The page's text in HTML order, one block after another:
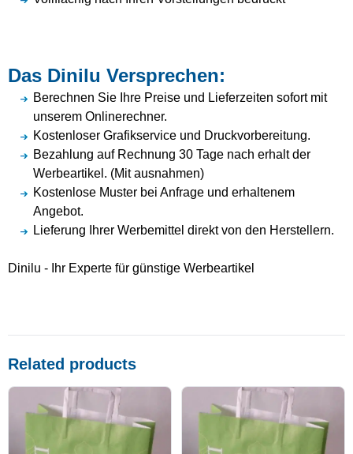
Das Dinilu Versprechen:
Berechnen Sie Ihre Preise und Lieferzeiten sofort mit
unserem Onlinerechner.
Kostenloser Grafikservice und Druckvorbereitung.
Bezahlung auf Rechnung 30 Tage nach erhalt der
Werbeartikel. (Mit ausnahmen)
Kostenlose Muster bei Anfrage und erhaltenem
Angebot.
Lieferung Ihrer Werbemittel direkt von den Herstellern.
Dinilu - Ihr Experte für günstige Werbeartikel
Related products